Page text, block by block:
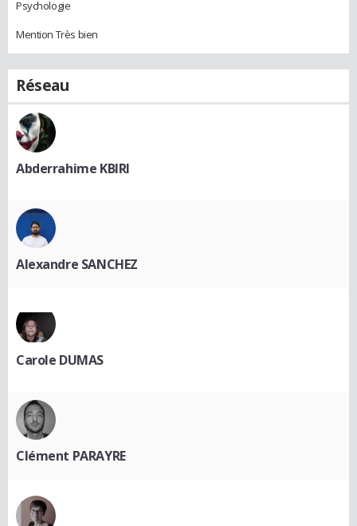
Psychologie
Mention Très bien
Réseau
Abderrahime KBIRI
Alexandre SANCHEZ
Carole DUMAS
Clément PARAYRE